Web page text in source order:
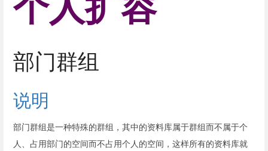
部门群组
说明
部门群组是一种特殊的群组，其中的资料库属于群组而不属于个
人、占用部门的空间而不占用个人的空间，这样所有的资料库就